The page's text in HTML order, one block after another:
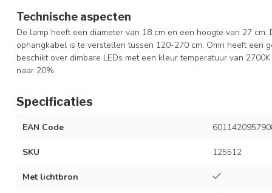
Technische aspecten
De lamp heeft een diameter van 18 cm en een hoogte van 27
ophangkabel is te verstellen tussen 120-270 cm. Omri heeft een
beschikt over dimbare LEDs met een kleur temperatuur van
naar 20%.
Specificaties
EAN Code
SKU 125512
Met lichtbron